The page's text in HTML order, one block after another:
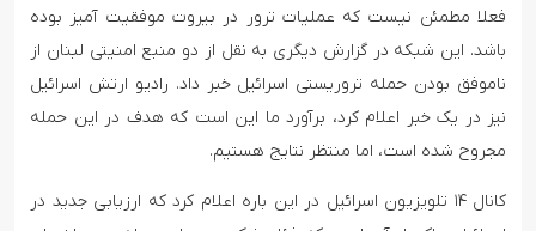
فعلا مطمئن نیست که عملیات ترور در بیروت موفقیت آمیز بوده
باشد. این شبکه در گزارش دیگری به نقل از دو منبع امنیتی لبنان از
ناموفق بودن حمله تروریستی اسرائیل خبر داد. رادیو ارتش اسرائیل
نیز در یک خبر اعلام کرد، برآورد ما این است که هدف در این حمله
مجروح شده است، اما منتظر نتایج هستیم.
کانال ۱۴ تلویزیون اسرائیل در این باره اعلام کرد که ارزیابی جدید در